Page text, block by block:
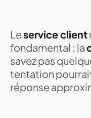
Leservice client
fondamental : la
savez pas
tentation
réponse